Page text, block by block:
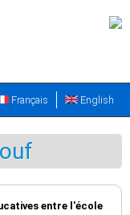
English
Français
entre l'école